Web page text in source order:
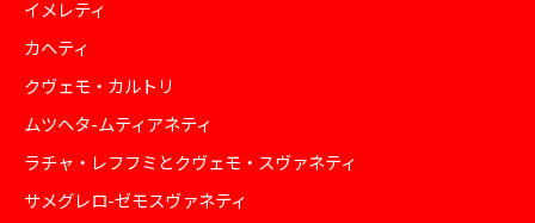
イメレティ
カヘティ
クヴェモ・カルトリ
ムツヘタ-ムティアネティ
ラチャ・レフフミとクヴェモ・スヴァネティ
サメグレロ-ゼモスヴァネティ